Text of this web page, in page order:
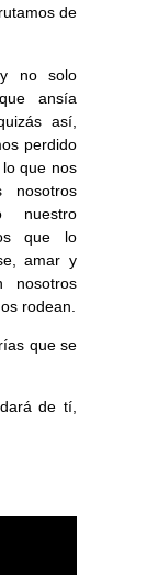
de
no solo
ansía
así,
perdido
que nos
nosotros
nuestro
que lo
amar y
nosotros
rodean.
que se
de tí,